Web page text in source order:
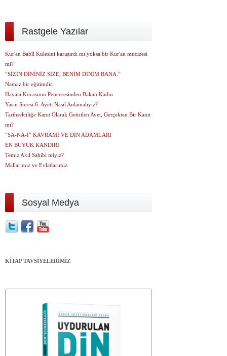
Rastgele Yazılar
Kur'an Babîl Kulesini karıştırdı mı yoksa bir Kur'an mucizesi
mi?
“SİZİN DİNİNİZ SİZE, BENİM DİNİM BANA.”
Namaz bir eğitimdir.
Hayata Kocasının Penceresinden Bakan Kadın
Yasin Suresi 6. Ayeti Nasıl Anlamalıyız?
Tarihselciliğe Kanıt Olarak Getirilen Ayet, Gerçekten Bir Kanıt
mı?
“SA-NA-İ” KAVRAMI VE DİN ADAMLARI
EN BÜYÜK KANDIRI
Temiz Akıl Sahibi miyiz?
Mallarımız ve Evlatlarımız
Sosyal Medya
KİTAP TAVSİYELERİMİZ